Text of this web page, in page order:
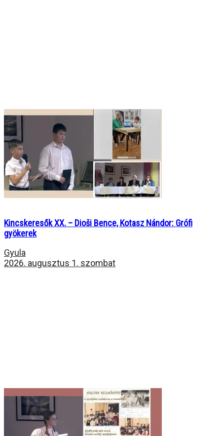
Kincskeresők XX. – Dioši Bence, Kotasz Nándor: Grófi
gyökerek
Gyula
2026. augusztus 1. szombat